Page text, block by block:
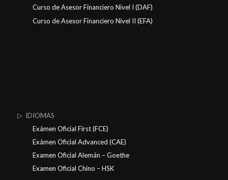
Curso de Asesor Financiero Nivel I (DAF)
Curso de Asesor Financiero Nivel II (EFA)
▷ IDIOMAS
Exámen Oficial First (FCE)
Exámen Oficial Advanced (CAE)
Examen Oficial Alemán – Goethe
Examen Oficial Chino – HSK